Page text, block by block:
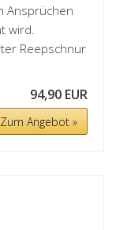
Ansprüchen
wird.
Reepschnur
94,90 EUR
Angebot »